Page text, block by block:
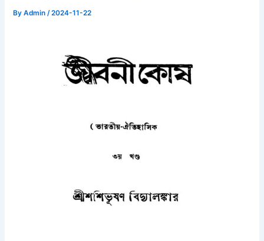
ByAdmin/2024-11-22